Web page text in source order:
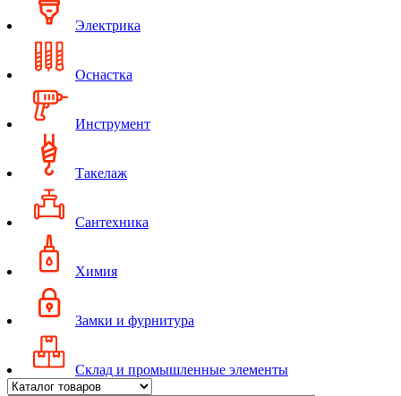
Электрика
Оснастка
Инструмент
Такелаж
Сантехника
Химия
Замки и фурнитура
Склад и промышленные элементы